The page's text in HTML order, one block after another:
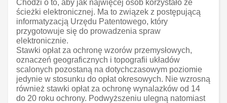
Chodzi o to, aby jak najwięcej osób korzystało ze
ścieżki elektronicznej. Ma to związek z postępującą
informatyzacją Urzędu Patentowego, który
przygotowuje się do prowadzenia spraw
elektronicznie.
Stawki opłat za ochronę wzorów przemysłowych,
oznaczeń geograficznych i topografii układów
scalonych pozostaną na dotychczasowym poziomie
jedynie w stosunku do opłat okresowych. Nie wzrosną
również stawki opłat za ochronę wynalazków od 14
do 20 roku ochrony. Podwyższeniu ulegną natomiast